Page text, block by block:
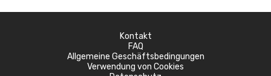
Kontakt
FAQ
Allgemeine Geschäftsbedingungen
Verwendung von Cookies